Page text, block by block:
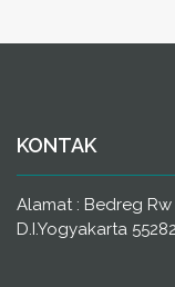
KONTAK
Alamat : Bedreg
D.I.Yogyakarta 55282